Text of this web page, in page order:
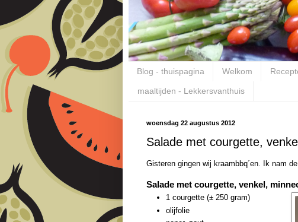
Blog - thuispagina Welkom
maaltijden - Lekkersvanthuis
woensdag 22 augustus 2012
Salade met courgette,
Gisteren gingen wij kraambbq´en. Ik nam
Salade met courgette, venkel,
1 courgette (± 250 gram)
olijfolie